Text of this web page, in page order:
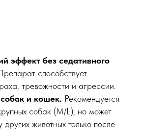
эффект без седативного
способствует
тревожности и агрессии.
и кошек. Рекомендуется
собак (M/L), но может
других животных только после